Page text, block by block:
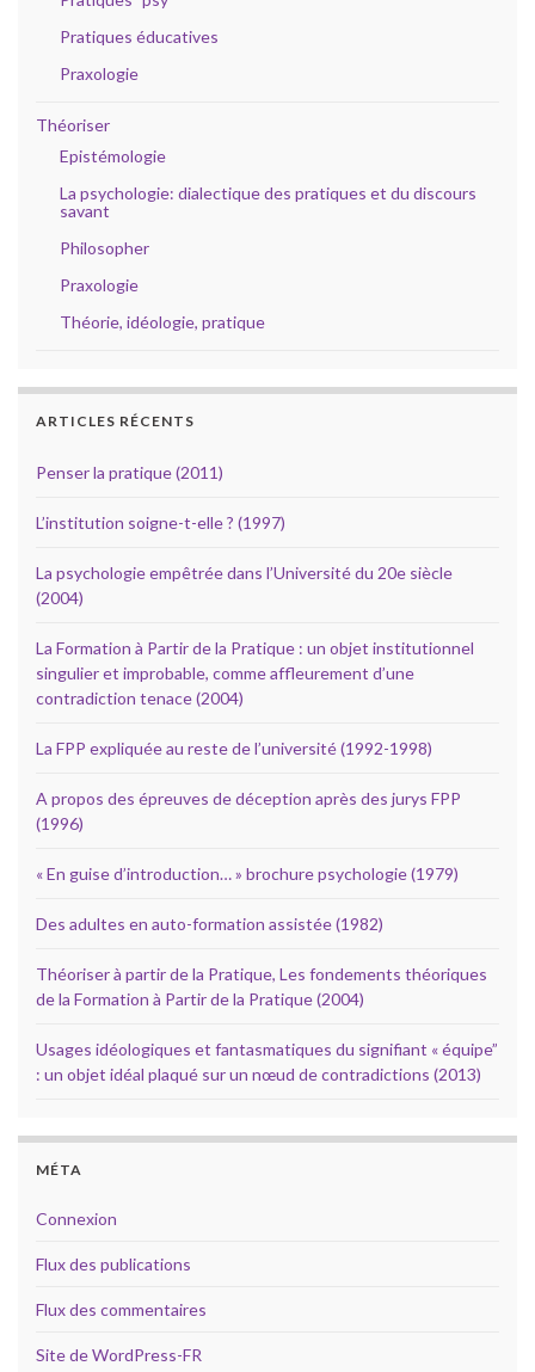
Pratiques éducatives
Praxologie
Théoriser
Epistémologie
La psychologie: dialectique des pratiques et du discours
savant
Philosopher
Praxologie
Théorie, idéologie, pratique
ARTICLES RÉCENTS
Penser la pratique (2011)
L’institution soigne-t-elle ? (1997)
La psychologie empêtrée dans l’Université du 20e siècle
(2004)
La Formation à Partir de la Pratique : un objet institutionnel
singulier et improbable, comme affleurement d’une
contradiction tenace (2004)
La FPP expliquée au reste de l’université (1992-1998)
A propos des épreuves de déception après des jurys FPP
(1996)
« En guise d’introduction… » brochure psychologie (1979)
Des adultes en auto-formation assistée (1982)
Théoriser à partir de la Pratique, Les fondements théoriques
de la Formation à Partir de la Pratique (2004)
Usages idéologiques et fantasmatiques du signifiant « équipe”
: un objet idéal plaqué sur un nœud de contradictions (2013)
MÉTA
Connexion
Flux des publications
Flux des commentaires
Site de WordPress-FR